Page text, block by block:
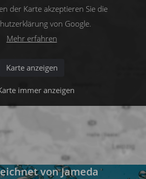
der Karte akzeptieren Sie die
von Google.
Mehr erfahren
Karte anzeigen
immer anzeigen
von Jameda